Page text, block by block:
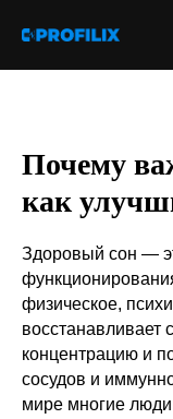
Почему
как
Здоровый сон —
физическое,
восстанавливает
концентрацию и
сосудов и
мире многие